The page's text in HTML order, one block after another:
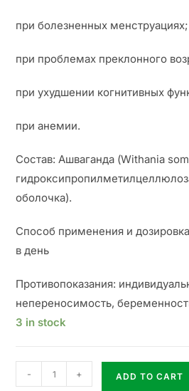
при болезненных менструациях;
при проблемах преклонного
при ухудшении когнитивных
при анемии.
Состав: Ашваганда (Withania
оболочка).
Способ применения и
в день
Противопоказания:
непереносимость,
3 in stock
- + ADD TO CART